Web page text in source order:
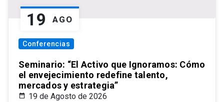
19 AGO
Conferencias
Seminario: “El Activo que Ignoramos: Cómo
el envejecimiento redefine talento,
mercados y estrategia”
19 de Agosto de 2026